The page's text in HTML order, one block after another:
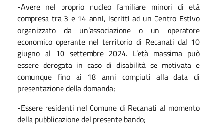
-Avere nel proprio nucleo familiare minori di età
compresa tra 3 e 14 anni, iscritti ad un Centro Estivo
organizzato da un’associazione o un operatore
economico operante nel territorio di Recanati dal 10
giugno al 10 settembre 2024. L’età massima può
essere derogata in caso di disabilità se motivata e
comunque fino ai 18 anni compiuti alla data di
presentazione della domanda;
-Essere residenti nel Comune di Recanati al momento
della pubblicazione del presente bando;